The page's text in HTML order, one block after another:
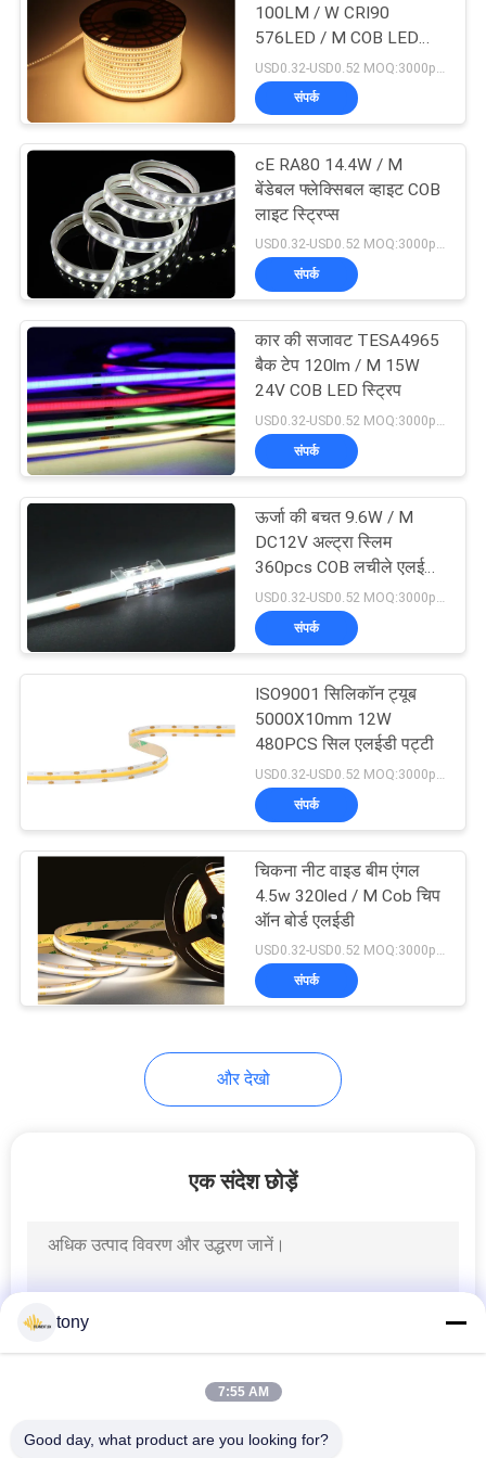
स्मार्ट एलईडी पट्टी
17
ओवरसीज़ एडिसन बल्ब
230V एलईडी पट्टी
120V एलईडी पट्टी
10
लाइट्स
एज लिट एलईडी पैनल
100LM / W CRI90
576LED / M COB LED
स्ट्रिप
संपर्क
cE RA80 14.4W / M
बेंडेबल फ्लेक्सिबल व्हाइट COB
लाइट स्ट्रिप्स
USD0.32-USD0.52 MOQ:3000pcs
संपर्क
कार की सजावट TESA4965
बैक टेप 120lm / M 15W
24V COB LED स्ट्रिप
USD0.32-USD0.52 MOQ:3000pcs
संपर्क
ऊर्जा की बचत 9.6W / M
DC12V अल्ट्रा स्लिम
360pcs COB लचीले एलईडी
पट्टी
संपर्क
ISO9001 सिलिकॉन ट्यूब
5000X10mm 12W
480PCS सिल एलईडी पट्टी
संपर्क
चिकना नीट वाइड बीम एंगल
4.5w 320led / M Cob चिप
ऑन बोर्ड एलईडी
USD0.32-USD0.52 MOQ:3000pcs
संपर्क
और देखो
एक संदेश छोड़ें
tony
7:55 AM
Good day, what product are you looking for?